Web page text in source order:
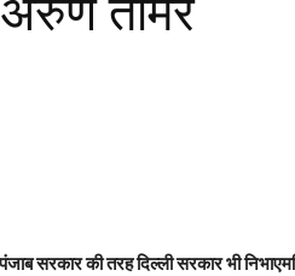
अरुण तोमर
की तरह दिल्ली सरकार भी